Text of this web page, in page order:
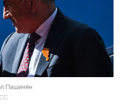
Пашинян